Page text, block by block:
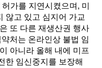
가를 지연시켰으며, 미
않고 있고 심지어 가교
또 다른 재생산권 행사
처는 온라인상 불법 임
아니라 올해 내에 미프
한 임신중지를 보장해